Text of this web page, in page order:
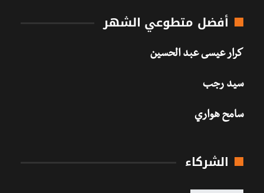
أفضل متطوعي الشهر
كرار عيسى عبد الحسين
سيد رجب
سامح هواري
الشركاء